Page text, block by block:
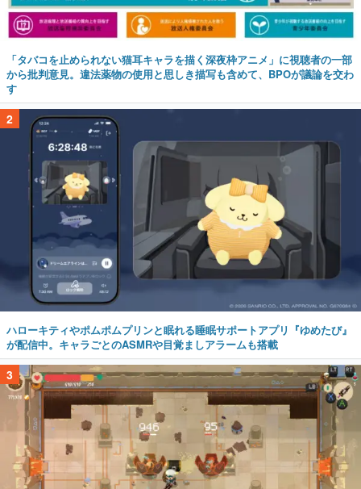
「タバコを止められない猫耳キャラを描く深夜枠アニメ」に視聴者の一部
から批判意見。違法薬物の使用と思しき描写も含めて、BPOが議論を交わ
す
2
ハローキティやポムポムプリンと眠れる睡眠サポートアプリ『ゆめたび』
が配信中。キャラごとのASMRや目覚ましアラームも搭載
3